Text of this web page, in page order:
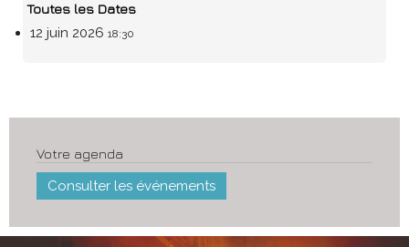
Toutes les Dates
12 juin 2026 18:30
Votre agenda
Consulter les événements